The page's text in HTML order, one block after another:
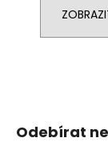
Odebírat